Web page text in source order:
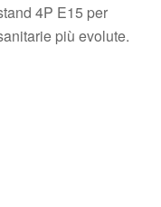
4P E15 per
più evolute.